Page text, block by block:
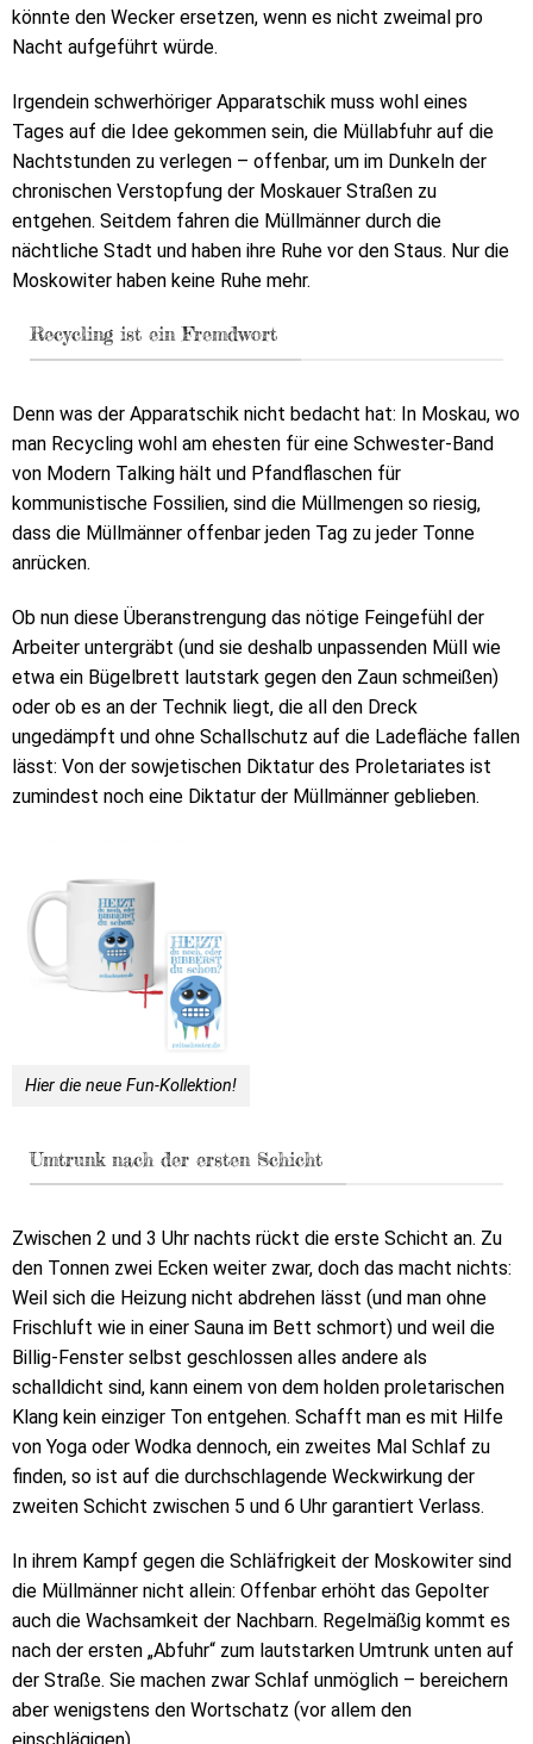
könnte den Wecker ersetzen, wenn es nicht zweimal pro
Nacht aufgeführt würde.
Irgendein schwerhöriger Apparatschik muss wohl eines
Tages auf die Idee gekommen sein, die Müllabfuhr auf die
Nachtstunden zu verlegen – offenbar, um im Dunkeln der
chronischen Verstopfung der Moskauer Straßen zu
entgehen. Seitdem fahren die Müllmänner durch die
nächtliche Stadt und haben ihre Ruhe vor den Staus. Nur die
Moskowiter haben keine Ruhe mehr.
Recycling ist ein Fremdwort
Denn was der Apparatschik nicht bedacht hat: In Moskau, wo
man Recycling wohl am ehesten für eine Schwester-Band
von Modern Talking hält und Pfandflaschen für
kommunistische Fossilien, sind die Müllmengen so riesig,
dass die Müllmänner offenbar jeden Tag zu jeder Tonne
anrücken.
Ob nun diese Überanstrengung das nötige Feingefühl der
Arbeiter untergräbt (und sie deshalb unpassenden Müll wie
etwa ein Bügelbrett lautstark gegen den Zaun schmeißen)
oder ob es an der Technik liegt, die all den Dreck
ungedämpft und ohne Schallschutz auf die Ladefläche fallen
lässt: Von der sowjetischen Diktatur des Proletariates ist
zumindest noch eine Diktatur der Müllmänner geblieben.
Hier die neue Fun-Kollektion!
Umtrunk nach der ersten Schicht
Zwischen 2 und 3 Uhr nachts rückt die erste Schicht an. Zu
den Tonnen zwei Ecken weiter zwar, doch das macht nichts:
Weil sich die Heizung nicht abdrehen lässt (und man ohne
Frischluft wie in einer Sauna im Bett schmort) und weil die
Billig-Fenster selbst geschlossen alles andere als
schalldicht sind, kann einem von dem holden proletarischen
Klang kein einziger Ton entgehen. Schafft man es mit Hilfe
von Yoga oder Wodka dennoch, ein zweites Mal Schlaf zu
finden, so ist auf die durchschlagende Weckwirkung der
zweiten Schicht zwischen 5 und 6 Uhr garantiert Verlass.
In ihrem Kampf gegen die Schläfrigkeit der Moskowiter sind
die Müllmänner nicht allein: Offenbar erhöht das Gepolter
auch die Wachsamkeit der Nachbarn. Regelmäßig kommt es
nach der ersten „Abfuhr“ zum lautstarken Umtrunk unten auf
der Straße. Sie machen zwar Schlaf unmöglich – bereichern
aber wenigstens den Wortschatz (vor allem den